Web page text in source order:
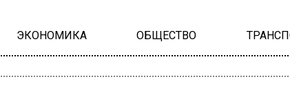
ЭКОНОМИКА ОБЩЕСТВО